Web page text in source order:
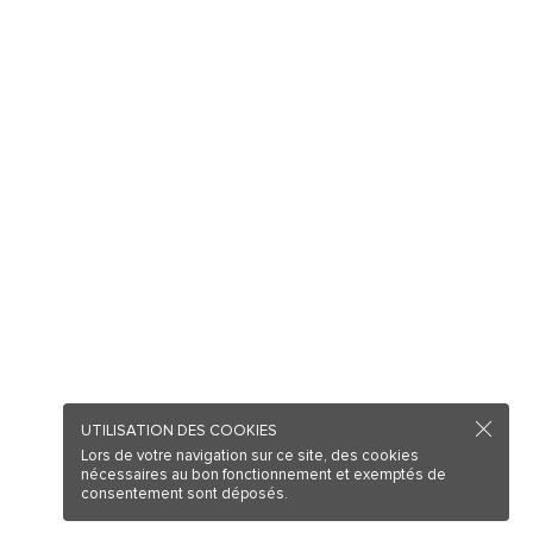
UTILISATION DES COOKIES
Lors de votre navigation sur ce site, des cookies
nécessaires au bon fonctionnement et exemptés de
consentement sont déposés.